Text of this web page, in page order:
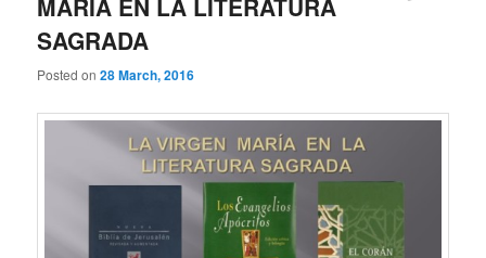
MARÍA EN LA LITERATURA
SAGRADA
Posted on28 March, 2016